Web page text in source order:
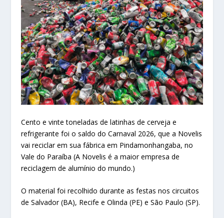
Cento e vinte toneladas de latinhas de cerveja e
refrigerante foi o saldo do Carnaval 2026, que a Novelis
vai reciclar em sua fábrica em Pindamonhangaba, no
Vale do Paraíba (A Novelis é a maior empresa de
reciclagem de alumínio do mundo.)
O material foi recolhido durante as festas nos circuitos
de Salvador (BA), Recife e Olinda (PE) e São Paulo (SP).